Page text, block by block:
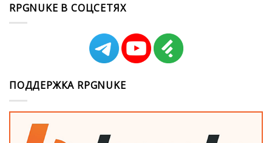
RPGNUKE В СОЦСЕТЯХ
ПОДДЕРЖКА RPGNUKE